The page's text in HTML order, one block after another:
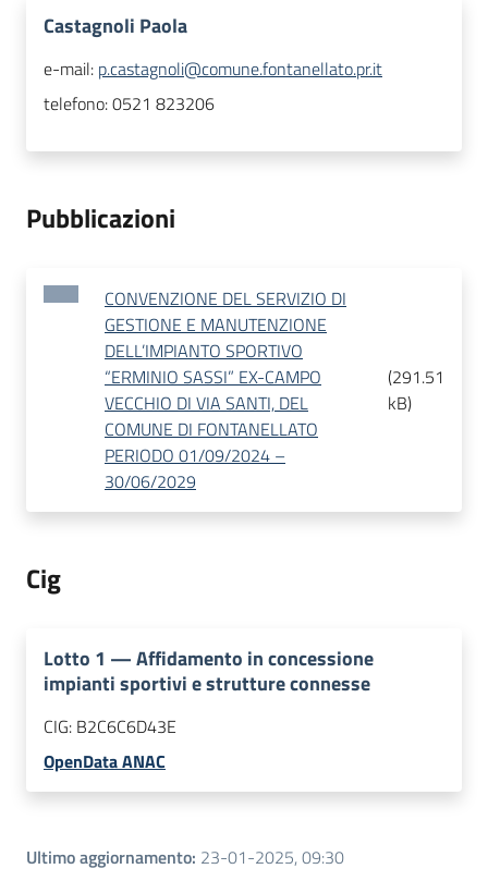
Castagnoli Paola
e-mail: p.castagnoli@comune.fontanellato.pr.it
telefono:0521 823206
Pubblicazioni
CONVENZIONE DEL SERVIZIO DI
GESTIONE E MANUTENZIONE
DELL’IMPIANTO SPORTIVO
“ERMINIO SASSI” EX-CAMPO
VECCHIO DI VIA SANTI, DEL
COMUNE DI FONTANELLATO
PERIODO 01/09/2024 –
30/06/2029
(291.51
kB)
Cig
Lotto 1 —Affidamento in concessione
impianti sportivi e strutture connesse
CIG: B2C6C6D43E
OpenData ANAC
Ultimo aggiornamento: 23-01-2025, 09:30